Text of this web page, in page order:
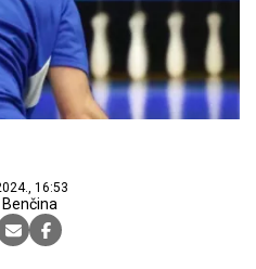
16:53
Benčina